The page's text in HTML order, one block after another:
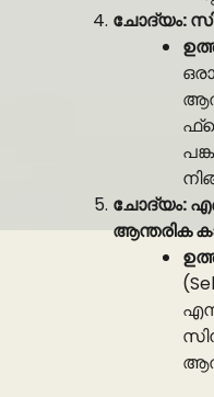
ചോദ്യം:
ചോദ്യം:
ആന്തരിക